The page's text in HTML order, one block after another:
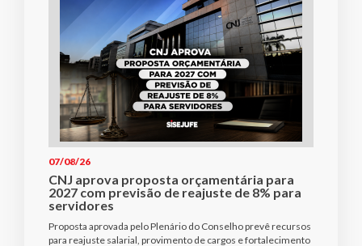
07/08/26
CNJ aprova proposta orçamentária para
2027 com previsão de reajuste de 8% para
servidores
Proposta aprovada pelo Plenário do Conselho prevê recursos
para reajuste salarial, provimento de cargos e fortalecimento